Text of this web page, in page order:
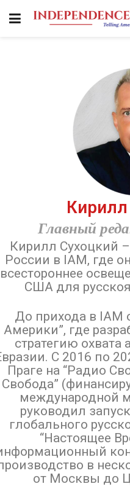
Главный
Кирилл Сухоцкий
России в IAM, где
всестороннее
США для
До прихода в IAM
Америки”, где
стратегию охвата
С 2016 по
Праге на “Радио
Свобода”
международной
руководил
глобального
“Настоящее
в
от Москвы до